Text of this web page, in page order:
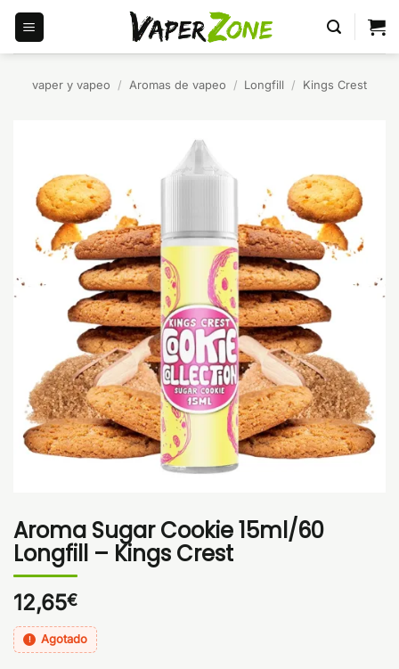
Saltar
contenido
vaper y vapeo / Aromas de vapeo / Longfill / Kings Crest
Aroma Sugar Cookie 15ml/60
Longfill – Kings Crest
12,65€
Agotado